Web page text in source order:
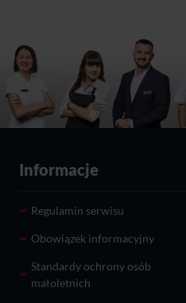
Informacje
Regulamin serwisu
Obowiązek informacyjny
Standardy ochrony osób
małoletnich